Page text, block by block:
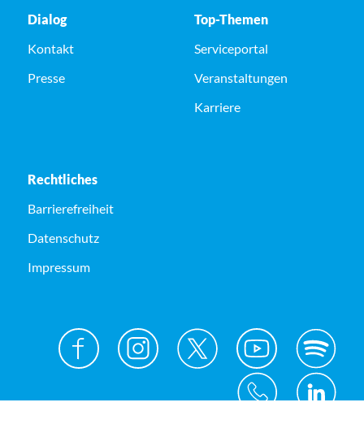
Dialog
Kontakt
Presse
Top-Themen
Serviceportal
Veranstaltungen
Karriere
Rechtliches
Barrierefreiheit
Datenschutz
Impressum